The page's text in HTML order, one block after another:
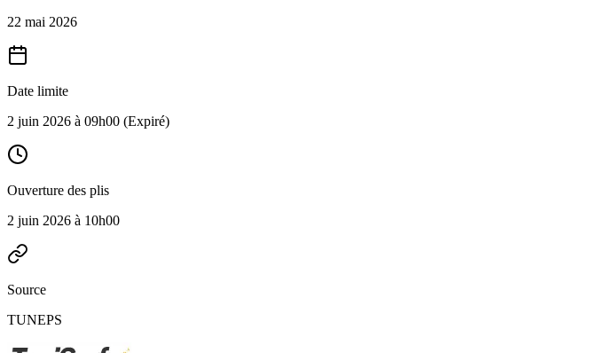
22 mai 2026
Date limite
2 juin 2026 à 09h00 (Expiré)
Ouverture des plis
2 juin 2026 à 10h00
Source
TUNEPS